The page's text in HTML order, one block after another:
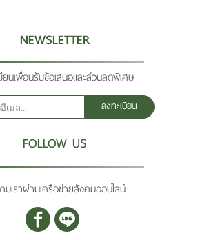
NEWSLETTER
ยนเพื่อนรับข้อเสนอและส่วนลดพิเศษ
ลงทะเบียน
FOLLOW US
มเราผ่านเครือข่ายสังคมออนไลน์